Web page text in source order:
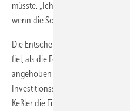
müsste. „Ich sehe nicht ein, dass
wenn die Sonne auch für
Die Entscheidung, nun tatsächlich
fiel, als die Förderung für
angehoben wurde. Für diesen
Investitionssumme erstattet. Mit
Keßler die Firma Großmann aus